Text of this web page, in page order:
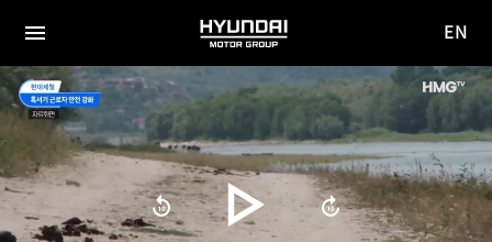
전체
메뉴
HYUNDAI
MOTOR
GROUP
사이
이동
EN